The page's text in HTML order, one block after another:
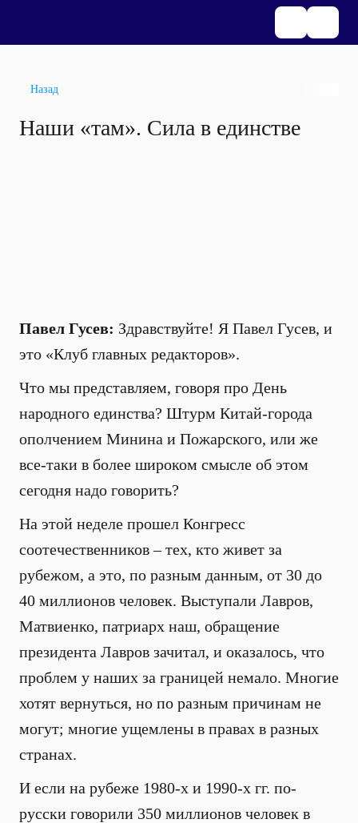
Назад
Наши «там». Сила в единстве
Павел Гусев: Здравствуйте! Я Павел Гусев, и
это «Клуб главных редакторов».
Что мы представляем, говоря про День
народного единства? Штурм Китай-города
ополчением Минина и Пожарского, или же
все-таки в более широком смысле об этом
сегодня надо говорить?
На этой неделе прошел Конгресс
соотечественников – тех, кто живет за
рубежом, а это, по разным данным, от 30 до
40 миллионов человек. Выступали Лавров,
Матвиенко, патриарх наш, обращение
президента Лавров зачитал, и оказалось, что
проблем у наших за границей немало. Многие
хотят вернуться, но по разным причинам не
могут; многие ущемлены в правах в разных
странах.
И если на рубеже 1980-х и 1990-х гг. по-
русски говорили 350 миллионов человек в